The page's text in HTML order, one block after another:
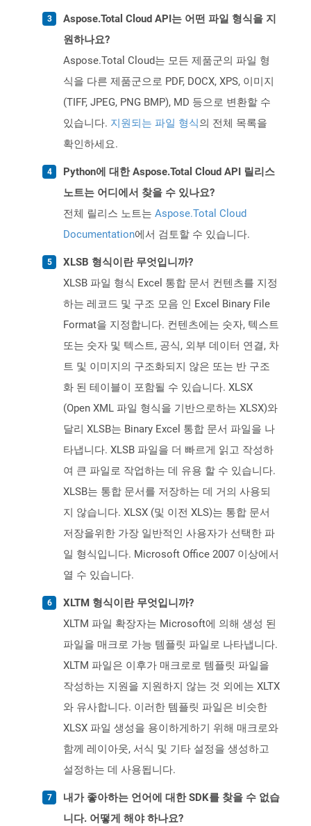
Aspose.Total Cloud API는 어떤 파일 형식을 지
원하나요?
Aspose.Total Cloud는 모든 제품군의 파일 형
식을 다른 제품군으로 PDF, DOCX, XPS, 이미지
(TIFF, JPEG, PNG BMP), MD 등으로 변환할 수
있습니다. 지원되는 파일 형식의 전체 목록을
확인하세요.
Python에 대한 Aspose.Total Cloud API 릴리스
노트는 어디에서 찾을 수 있나요?
전체 릴리스 노트는 Aspose.Total Cloud
Documentation에서 검토할 수 있습니다.
XLSB 형식이란 무엇입니까?
XLSB 파일 형식 Excel 통합 문서 컨텐츠를 지정
하는 레코드 및 구조 모음 인 Excel Binary File
Format을 지정합니다. 컨텐츠에는 숫자, 텍스트
또는 숫자 및 텍스트, 공식, 외부 데이터 연결, 차
트 및 이미지의 구조화되지 않은 또는 반 구조
화 된 테이블이 포함될 수 있습니다. XLSX
(Open XML 파일 형식을 기반으로하는 XLSX)와
달리 XLSB는 Binary Excel 통합 문서 파일을 나
타냅니다. XLSB 파일을 더 빠르게 읽고 작성하
여 큰 파일로 작업하는 데 유용 할 수 있습니다.
XLSB는 통합 문서를 저장하는 데 거의 사용되
지 않습니다. XLSX (및 이전 XLS)는 통합 문서
저장을위한 가장 일반적인 사용자가 선택한 파
일 형식입니다. Microsoft Office 2007 이상에서
열 수 있습니다.
XLTM 형식이란 무엇입니까?
XLTM 파일 확장자는 Microsoft에 의해 생성 된
파일을 매크로 가능 템플릿 파일로 나타냅니다.
XLTM 파일은 이후가 매크로로 템플릿 파일을
작성하는 지원을 지원하지 않는 것 외에는 XLTX
와 유사합니다. 이러한 템플릿 파일은 비슷한
XLSX 파일 생성을 용이하게하기 위해 매크로와
함께 레이아웃, 서식 및 기타 설정을 생성하고
설정하는 데 사용됩니다.
내가 좋아하는 언어에 대한 SDK를 찾을 수 없습
니다. 어떻게 해야 하나요?